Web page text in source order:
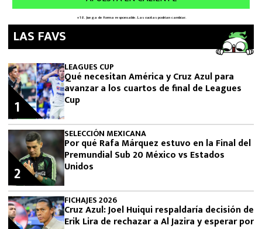
LAS FAVS
LEAGUES CUP
Qué necesitan América y Cruz Azul para
avanzar a los cuartos de final de Leagues
Cup
1
SELECCIÓN MEXICANA
Por qué Rafa Márquez estuvo en la Final del
Premundial Sub 20 México vs Estados
Unidos
2
FICHAJES 2026
Cruz Azul: Joel Huiqui respaldaría decisión de
Erik Lira de rechazar a Al Jazira y esperar por